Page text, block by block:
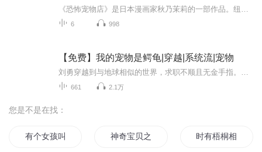
6 998
【免费】我的宠物是鳄龟|穿越|系统流|宠物
661 2.1万
您是不是在找：
有个女孩叫夏桐 神奇宝贝之桐 时有梧桐相待老